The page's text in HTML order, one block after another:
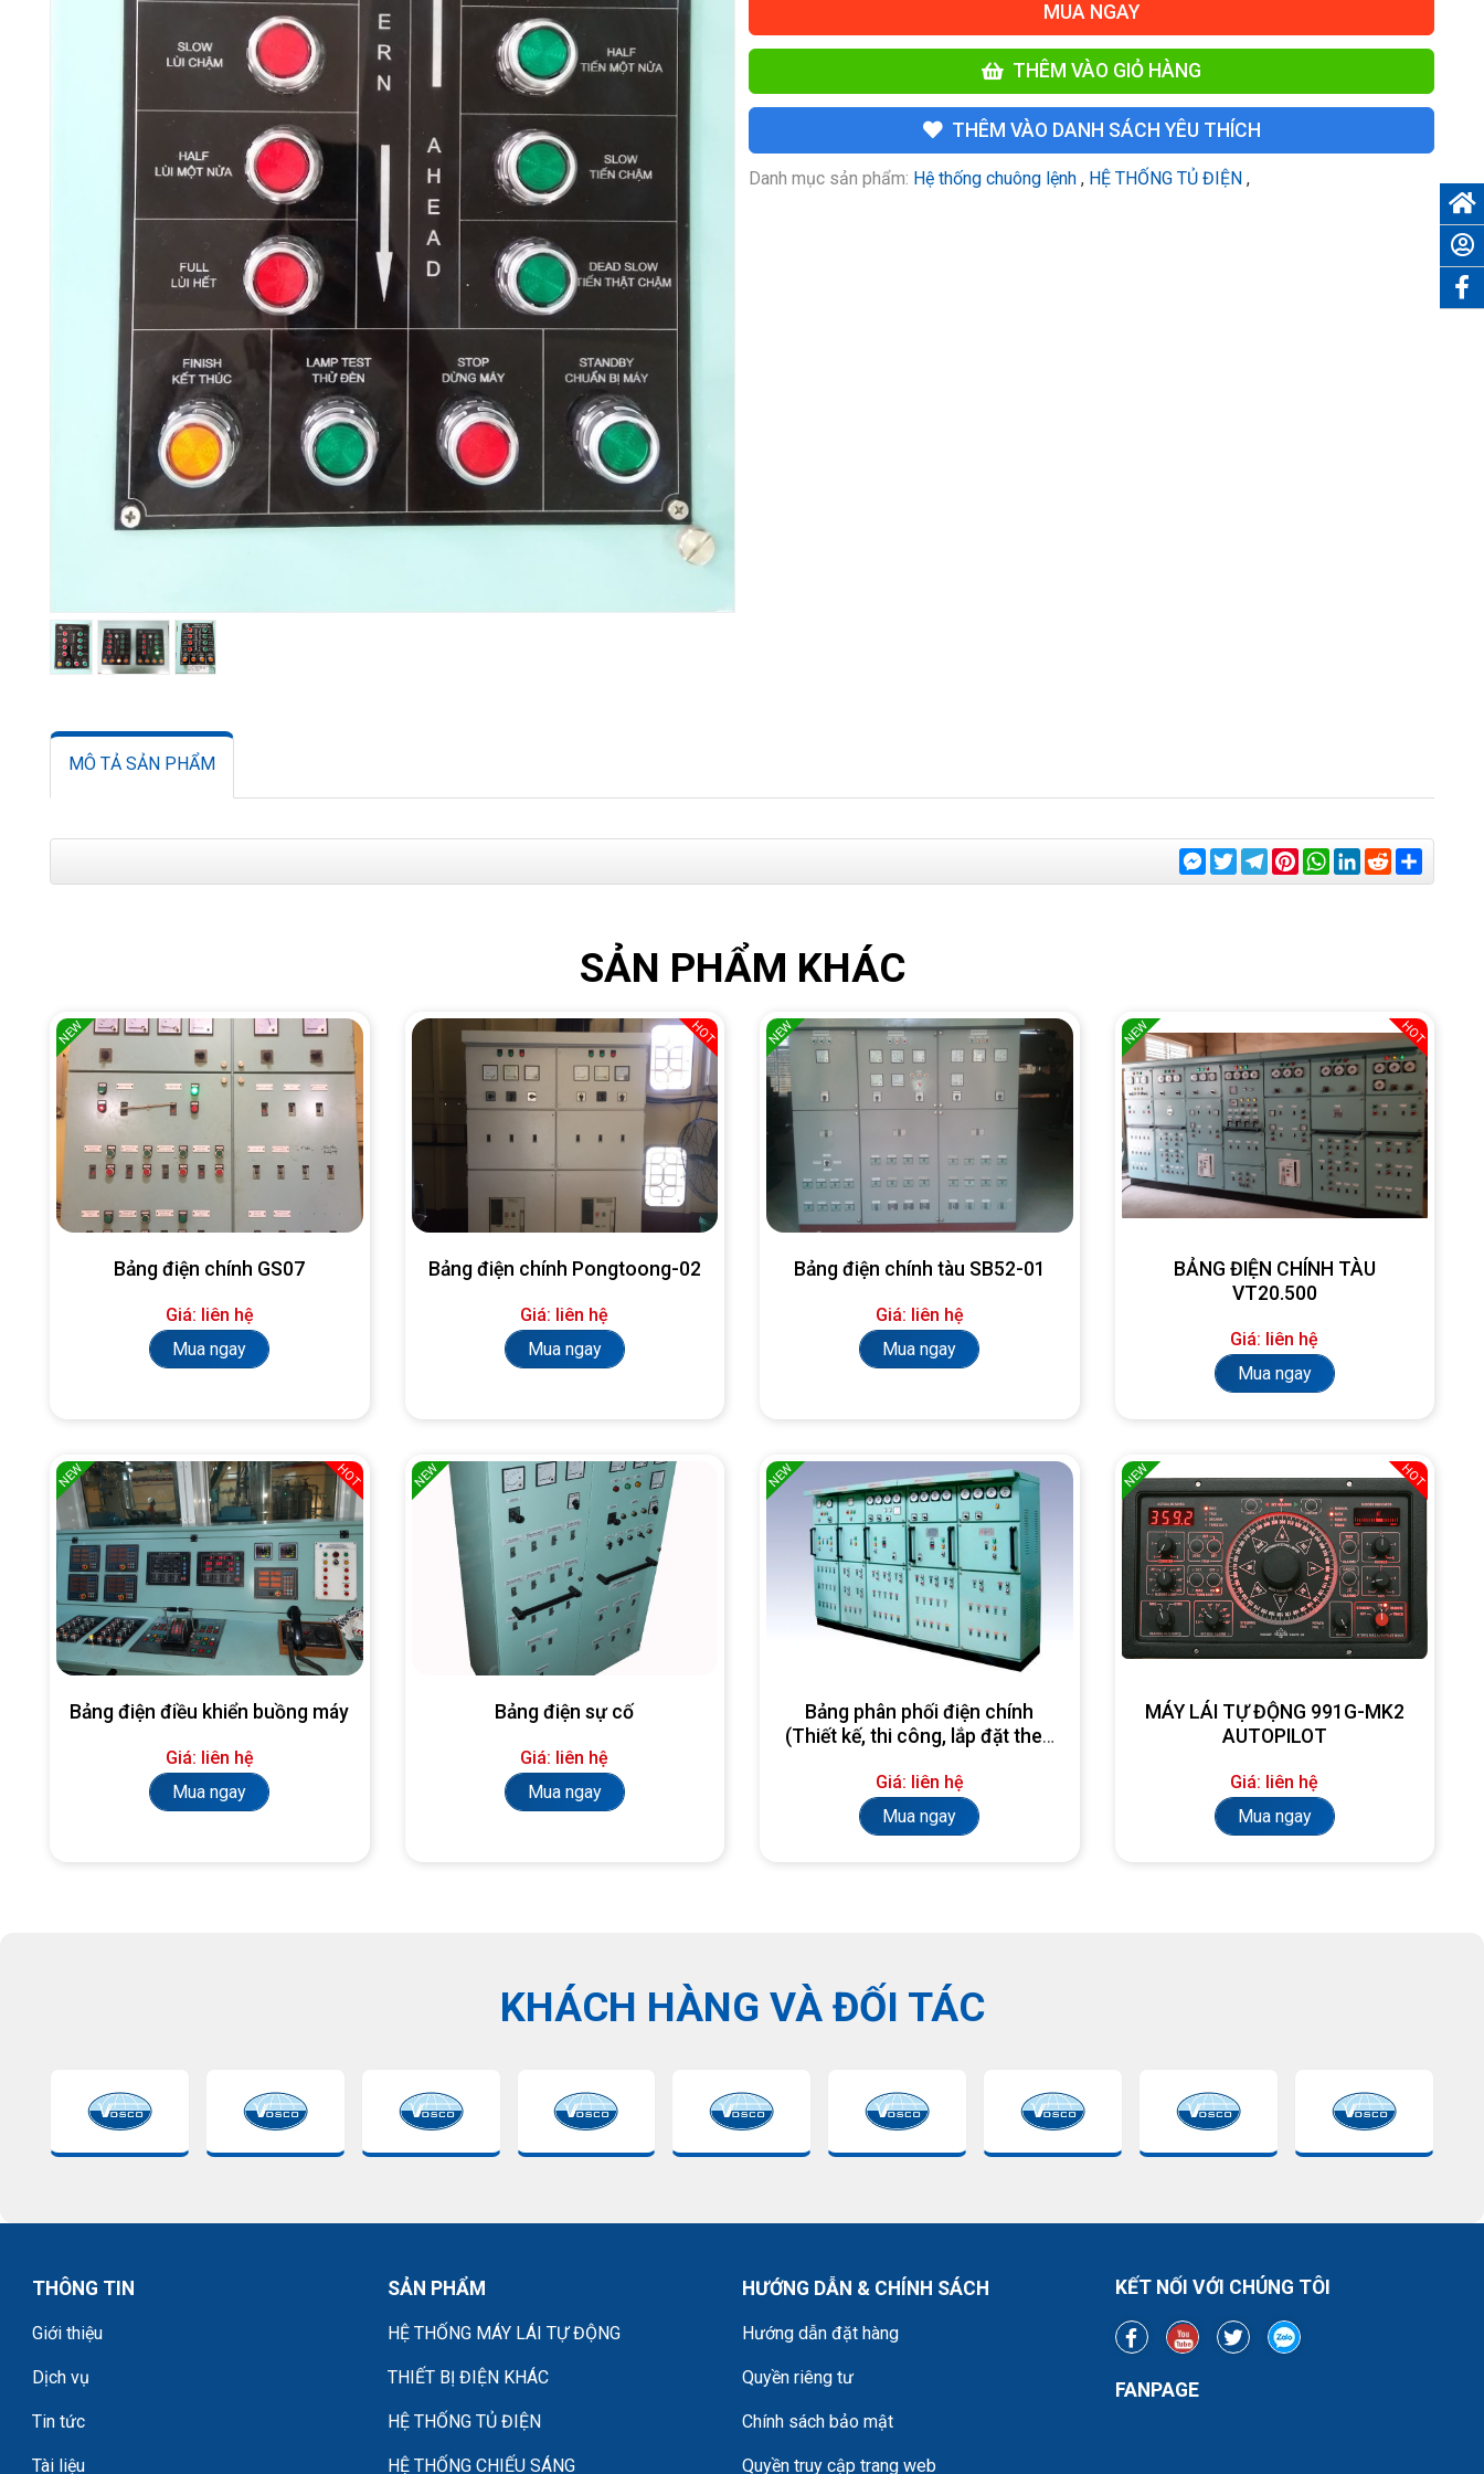
MUA NGAY
THÊM VÀO GIỎ HÀNG
THÊM VÀO DANH SÁCH YÊU THÍCH
Danh mục sản phẩm: Hệ thống chuông lệnh , HỆ THỐNG TỦ ĐIỆN ,
MÔ TẢ SẢN PHẨM
Messenger
TwitterTelegram
Pinterest
WhatsApp
LinkedIn
Reddit
SẢN PHẨM KHÁC
NEW
Bảng điện chính GS07
Giá: liên hệ
Mua ngay
HOT
Bảng điện chính Pongtoong-02
Giá: liên hệ
Mua ngay
NEW
Bảng điện chính tàu SB52-01
Giá: liên hệ
Mua ngay
NEW HOT
BẢNG ĐIỆN CHÍNH TÀU
VT20.500
Giá: liên hệ
Mua ngay
NEW HOT
Bảng điện điều khiển buồng máy
Giá: liên hệ
Mua ngay
NEW
Bảng điện sự cố
Giá: liên hệ
Mua ngay
NEW
Bảng phân phối điện chính
(Thiết kế, thi công, lắp đặt theo
Giá: liên hệ
Mua ngay
NEW HOT
MÁY LÁI TỰ ĐỘNG 991G-MK2
AUTOPILOT
Giá: liên hệ
Mua ngay
KHÁCH HÀNG VÀ ĐỐI TÁC
THÔNG TIN
Giới thiệu
Dịch vụ
Tin tức
Tài liệu
SẢN PHẨM
HỆ THỐNG MÁY LÁI TỰ ĐỘNG
THIẾT BỊ ĐIỆN KHÁC
HỆ THỐNG TỦ ĐIỆN
HỆ THỐNG CHIẾU SÁNG
HƯỚNG DẪN & CHÍNH SÁCH
Hướng dẫn đặt hàng
Quyền riêng tư
Chính sách bảo mật
Quyền truy cập trang web
KẾT NỐI VỚI CHÚNG TÔI
FANPAGE